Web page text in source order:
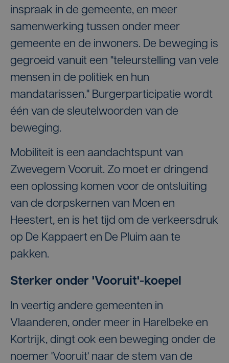
inspraak in de gemeente, en meer
samenwerking tussen onder meer
gemeente en de inwoners. De beweging is
gegroeid vanuit een "teleurstelling van vele
mensen in de politiek en hun
mandatarissen." Burgerparticipatie wordt
één van de sleutelwoorden van de
beweging.
Mobiliteit is een aandachtspunt van
Zwevegem Vooruit. Zo moet er dringend
een oplossing komen voor de ontsluiting
van de dorpskernen van Moen en
Heestert, en is het tijd om de verkeersdruk
op De Kappaert en De Pluim aan te
pakken.
Sterker onder 'Vooruit'-koepel
In veertig andere gemeenten in
Vlaanderen, onder meer in Harelbeke en
Kortrijk, dingt ook een beweging onder de
noemer 'Vooruit' naar de stem van de